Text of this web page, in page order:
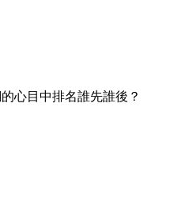
心目中排名誰先誰後？